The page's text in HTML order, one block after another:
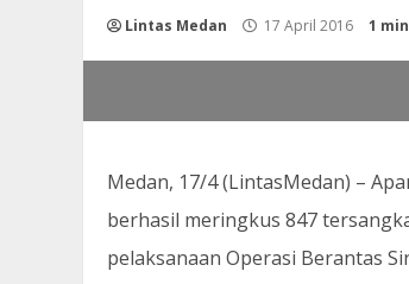
Lintas Medan 17 April 2016 1
Medan, 17/4 (LintasMedan) –
berhasil meringkus 847
pelaksanaan Operasi Berantas